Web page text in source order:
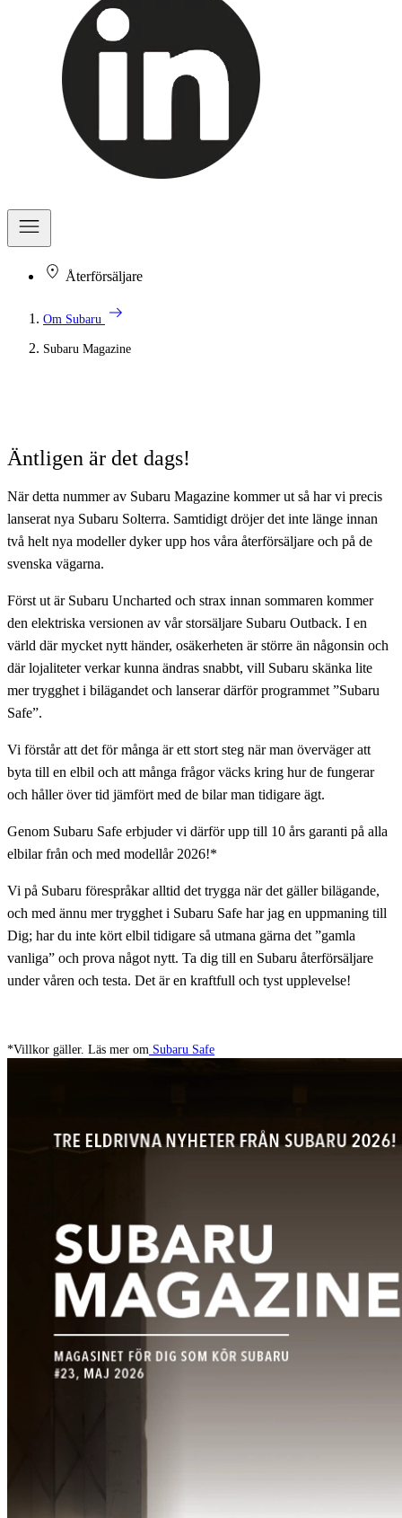
Återförsäljare
Om Subaru arrow_right_alt
Subaru Magazine
Äntligen är det dags!
När detta nummer av Subaru Magazine kommer ut så har vi precis
lanserat nya Subaru Solterra. Samtidigt dröjer det inte länge innan
två helt nya modeller dyker upp hos våra återförsäljare och på de
svenska vägarna.
Först ut är Subaru Uncharted och strax innan sommaren kommer
den elektriska versionen av vår storsäljare Subaru Outback. I en
värld där mycket nytt händer, osäkerheten är större än någonsin och
där lojaliteter verkar kunna ändras snabbt, vill Subaru skänka lite
mer trygghet i bilägandet och lanserar därför programmet ”Subaru
Safe”.
Vi förstår att det för många är ett stort steg när man överväger att
byta till en elbil och att många frågor väcks kring hur de fungerar
och håller över tid jämfört med de bilar man tidigare ägt.
Genom Subaru Safe erbjuder vi därför upp till 10 års garanti på alla
elbilar från och med modellår 2026!*
Vi på Subaru förespråkar alltid det trygga när det gäller bilägande,
och med ännu mer trygghet i Subaru Safe har jag en uppmaning till
Dig; har du inte kört elbil tidigare så utmana gärna det ”gamla
vanliga” och prova något nytt. Ta dig till en Subaru återförsäljare
under våren och testa. Det är en kraftfull och tyst upplevelse!
*Villkor gäller. Läs mer om Subaru Safe